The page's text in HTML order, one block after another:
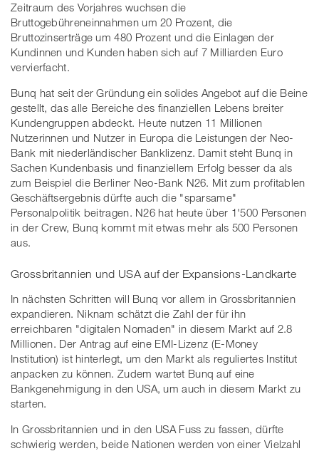
Zeitraum des Vorjahres wuchsen die
Bruttogebühreneinnahmen um 20 Prozent, die
Bruttozinserträge um 480 Prozent und die Einlagen der
Kundinnen und Kunden haben sich auf 7 Milliarden Euro
vervierfacht.
Bunq hat seit der Gründung ein solides Angebot auf die Beine
gestellt, das alle Bereiche des finanziellen Lebens breiter
Kundengruppen abdeckt. Heute nutzen 11 Millionen
Nutzerinnen und Nutzer in Europa die Leistungen der Neo-
Bank mit niederländischer Banklizenz. Damit steht Bunq in
Sachen Kundenbasis und finanziellem Erfolg besser da als
zum Beispiel die Berliner Neo-Bank N26. Mit zum profitablen
Geschäftsergebnis dürfte auch die "sparsame"
Personalpolitik beitragen. N26 hat heute über 1'500 Personen
in der Crew, Bunq kommt mit etwas mehr als 500 Personen
aus.
Grossbritannien und USA auf der Expansions-Landkarte
In nächsten Schritten will Bunq vor allem in Grossbritannien
expandieren. Niknam schätzt die Zahl der für ihn
erreichbaren "digitalen Nomaden" in diesem Markt auf 2.8
Millionen. Der Antrag auf eine EMI-Lizenz (E-Money
Institution) ist hinterlegt, um den Markt als reguliertes Institut
anpacken zu können. Zudem wartet Bunq auf eine
Bankgenehmigung in den USA, um auch in diesem Markt zu
starten.
In Grossbritannien und in den USA Fuss zu fassen, dürfte
schwierig werden, beide Nationen werden von einer Vielzahl